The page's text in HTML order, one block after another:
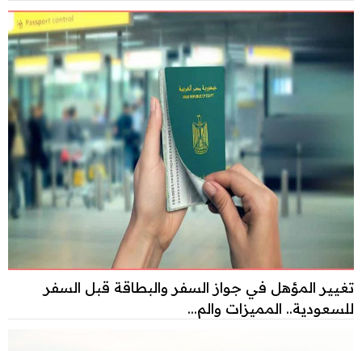
تغيير المؤهل في جواز السفر والبطاقة قبل السفر
للسعودية.. المميزات والم...